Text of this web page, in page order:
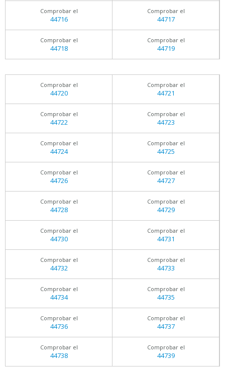
Comprobar el
44716
Comprobar el
44717
Comprobar el
44718
Comprobar el
44719
Comprobar el
44720
Comprobar el
44721
Comprobar el
44722
Comprobar el
44723
Comprobar el
44724
Comprobar el
44725
Comprobar el
44726
Comprobar el
44727
Comprobar el
44728
Comprobar el
44729
Comprobar el
44730
Comprobar el
44731
Comprobar el
44732
Comprobar el
44733
Comprobar el
44734
Comprobar el
44735
Comprobar el
44736
Comprobar el
44737
Comprobar el
44738
Comprobar el
44739